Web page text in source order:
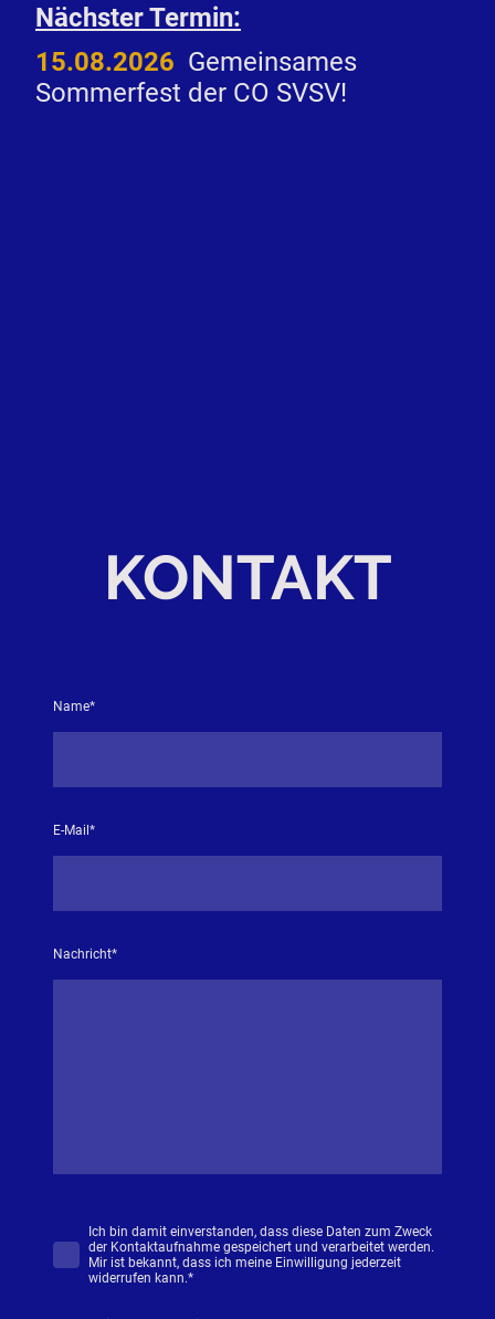
Nächster Termin:
15.08.2026 Gemeinsames
Sommerfest der CO SVSV!
KONTAKT
Name*
E-Mail *
Nachricht*
Ich bin damit einverstanden, dass diese Daten zum Zweck
der Kontaktaufnahme gespeichert und verarbeitet werden.
Mir ist bekannt, dass ich meine Einwilligung jederzeit
widerrufen kann.*